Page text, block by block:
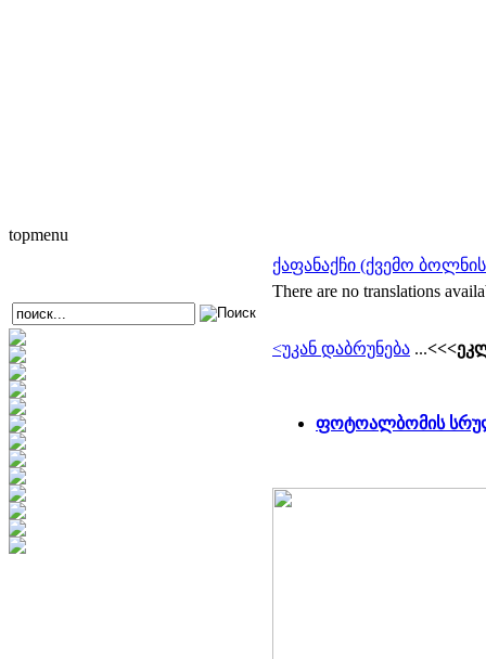
topmenu
ქაფანაქჩი (ქვემო
There are no translations
<უკან დაბრუნება ...
ფოტოალბომის